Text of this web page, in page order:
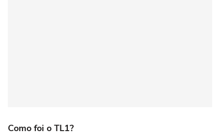
Como foi o TL1?